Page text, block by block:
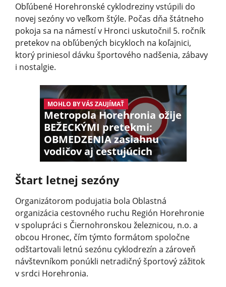
Obľúbené Horehronské cyklodreziny vstúpili do
novej sezóny vo veľkom štýle. Počas dňa štátneho
pokoja sa na námestí v Hronci uskutočnil 5. ročník
pretekov na obľúbených bicykloch na koľajnici,
ktorý priniesol dávku športového nadšenia, zábavy
i nostalgie.
MOHLO BY VÁS ZAUJÍMAŤ
Metropola Horehronia ožije
BEŽECKÝMI pretekmi:
OBMEDZENIA zasiahnu
vodičov aj cestujúcich
Štart letnej sezóny
Organizátorom podujatia bola Oblastná
organizácia cestovného ruchu Región Horehronie
v spolupráci s Čiernohronskou železnicou, n.o. a
obcou Hronec, čím týmto formátom spoločne
odštartovali letnú sezónu cyklodrezín a zároveň
návštevníkom ponúkli netradičný športový zážitok
v srdci Horehronia.